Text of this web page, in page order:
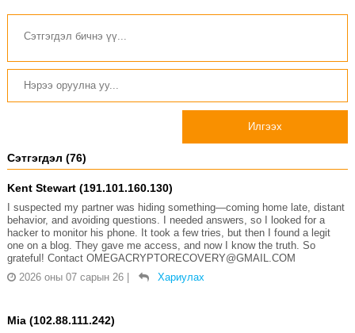
Илгээх
Сэтгэгдэл (76)
Kent Stewart (191.101.160.130)
I suspected my partner was hiding something—coming home late, distant
behavior, and avoiding questions. I needed answers, so I looked for a
hacker to monitor his phone. It took a few tries, but then I found a legit
one on a blog. They gave me access, and now I know the truth. So
grateful! Contact OMEGACRYPTORECOVERY@GMAIL.COM
2026 оны 07 сарын 26
Хариулах
Mia (102.88.111.242)